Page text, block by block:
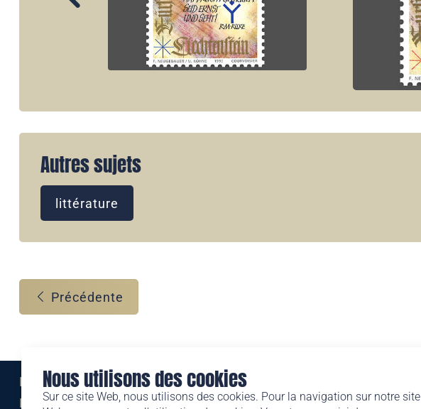
Nous utilisons des cookies
Sur ce site Web, nous utilisons des cookies. Pour la navigation sur notre site
Autres sujets
littérature
Précédente
Eine Marke der
Liechtensteinischen Post AG